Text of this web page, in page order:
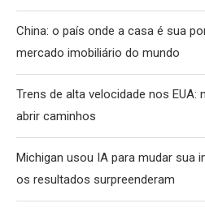
China: o país onde a casa é sua
mercado imobiliário do mundo
Trens de alta velocidade nos EUA:
abrir caminhos
Michigan usou IA para mudar sua
os resultados surpreenderam